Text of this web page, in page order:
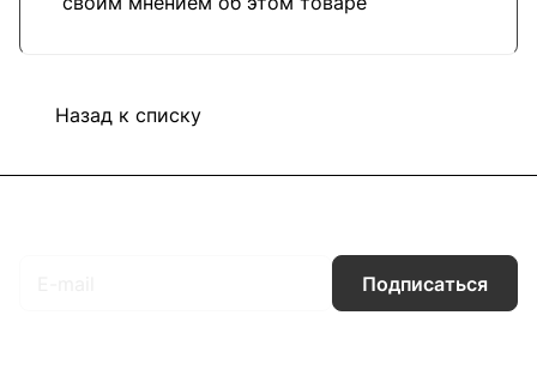
Назад к списку
Подписаться